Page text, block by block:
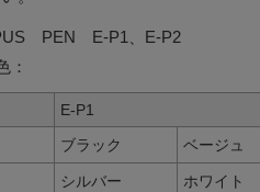
PEN E-P1、E-P2
：
E-P1
ブラック ベージュ
シルバー ホワイト